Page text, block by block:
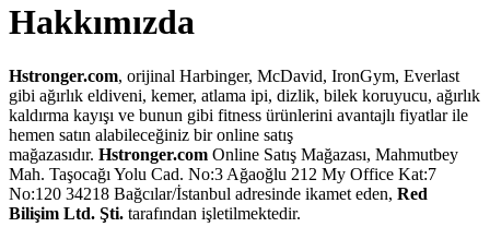
Hakkımızda
Hstronger.com, orijinal Harbinger, McDavid, IronGym, Everlast
gibi ağırlık eldiveni, kemer, atlama ipi, dizlik, bilek koruyucu, ağırlık
kaldırma kayışı ve bunun gibi fitness ürünlerini avantajlı fiyatlar ile
hemen satın alabileceğiniz bir online satış
mağazasıdır. Hstronger.com Online Satış Mağazası, Mahmutbey
Mah. Taşocağı Yolu Cad. No:3 Ağaoğlu 212 My Office Kat:7
No:120 34218 Bağcılar/İstanbul adresinde ikamet eden, Red
Bilişim Ltd. Şti. tarafından işletilmektedir.